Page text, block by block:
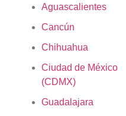
Aguascalientes
Cancún
Chihuahua
Ciudad de México
(CDMX)
Guadalajara